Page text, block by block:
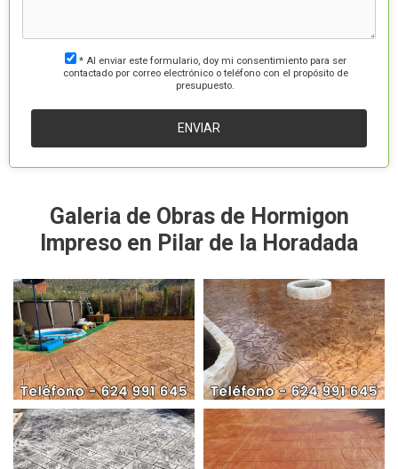
* Al enviar este formulario, doy mi consentimiento para ser
contactado por correo electrónico o teléfono con el propósito de
presupuesto.
Galeria de Obras de Hormigon
Impreso en Pilar de la Horadada